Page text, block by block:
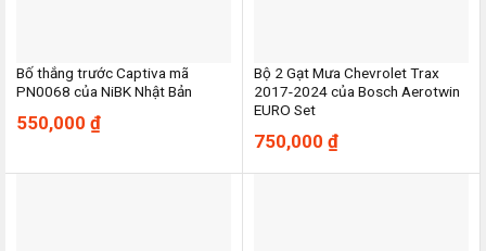
Bố thắng trước Captiva mã
PN0068 của NiBK Nhật Bản
550,000 ₫
Bộ 2 Gạt Mưa Chevrolet Trax
2017-2024 của Bosch Aerotwin
EURO Set
750,000 ₫